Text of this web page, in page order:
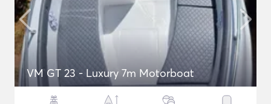
VM GT 23 - Luxury 7m Motorboat